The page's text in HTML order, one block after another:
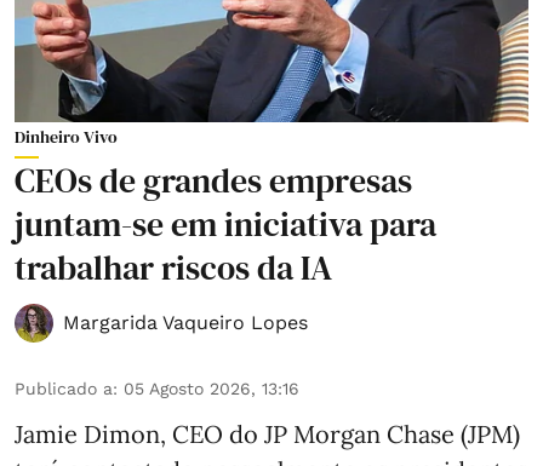
Dinheiro Vivo
CEOs de grandes empresas
juntam-se em iniciativa para
trabalhar riscos da IA
Margarida Vaqueiro Lopes
Publicado a: 05 Agosto 2026, 13:16
Jamie Dimon, CEO do JP Morgan Chase (JPM)